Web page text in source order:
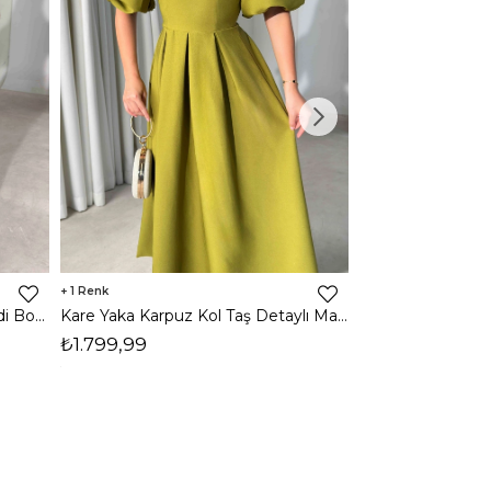
Halter Yaka Önden Yırtmaçlı Midi Boy Kahverengi Hasre Kadın Elbise 26Y502
1
Kare Yaka Karpuz Kol Taş Detaylı Maxi Yağ Yeşili Civo Kadın Elbise 206Y501
₺1.799,99